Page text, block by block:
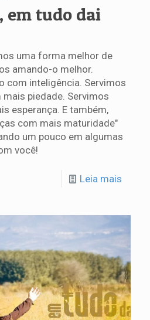
em tudo dai
uma forma melhor de
amando-o melhor.
com inteligência. Servimos
piedade. Servimos
esperança. E também,
com mais maturidade"
um pouco em algumas
você!
Leia mais